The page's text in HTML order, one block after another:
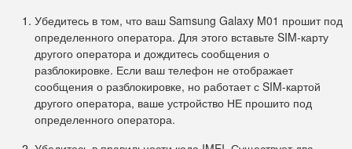
Убедитесь в том, что ваш Samsung Galaxy M01 прошит под
определенного оператора. Для этого вставьте SIM-карту
другого оператора и дождитесь сообщения о
разблокировке. Если ваш телефон не отображает
сообщения о разблокировке, но работает с SIM-картой
другого оператора, ваше устройство НЕ прошито под
определенного оператора.